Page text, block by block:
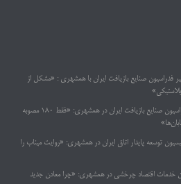
فدراسیون صنایع بازیافت ایران با همشهری : «مشکل از
یادداشت ویژه هفته محیط‌زیست رئیس فدراسیون صنایع بازیافت ایران در همشهری: «فقط ۱۸۰ مصوبه
توسعه پایدار اتاق ایران در همشهری: «روایت میناب را
خدمات اقتصاد چرخشی در همشهری: «چرا معادن جدید